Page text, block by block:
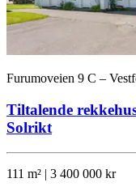
Furumoveien 9 C –
Tiltalende
Solrikt
111 m² | 3 400 000 kr